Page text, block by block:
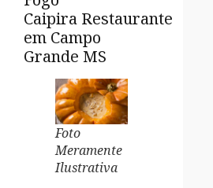
Caipira Restaurante
em Campo
Grande MS
Foto
Meramente
Ilustrativa